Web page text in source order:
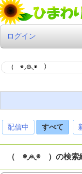
ログイン
配信中 すべて
（ ◉◞⊖◟◉ ）の検